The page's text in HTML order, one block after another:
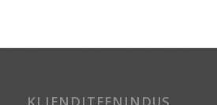
KLIENDITEENINDUS